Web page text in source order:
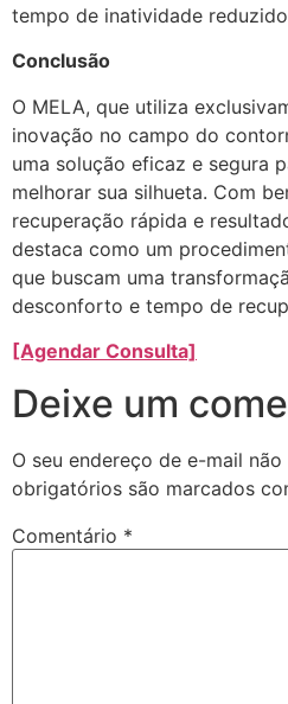
tempo de inatividade
Conclusão
O MELA, que utiliza
inovação no campo do
uma solução eficaz e segura
melhorar sua silhueta. Com
recuperação rápida e
destaca como um
que buscam uma
desconforto e tempo de
[Agendar Consulta]
Deixe um
O seu endereço de e-mail
obrigatórios são marcados
Comentário *